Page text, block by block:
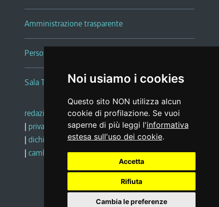
Noi usiamo i cookies
Questo sito NON utilizza alcun
cookie di profilazione. Se vuoi
saperne di più leggi l'informativa
estesa sull'uso dei cookie.
Accetta
Rifiuta
Cambia le preferenze
Amministrazione trasparente
Persone e Uffici
Sala Tiziano Tessitori
redazione web |note legali |glossario
| privacy
social media policy
| dichiarazione di accessibilità |feedback
| cambio preferenze cookie
Realizzato da